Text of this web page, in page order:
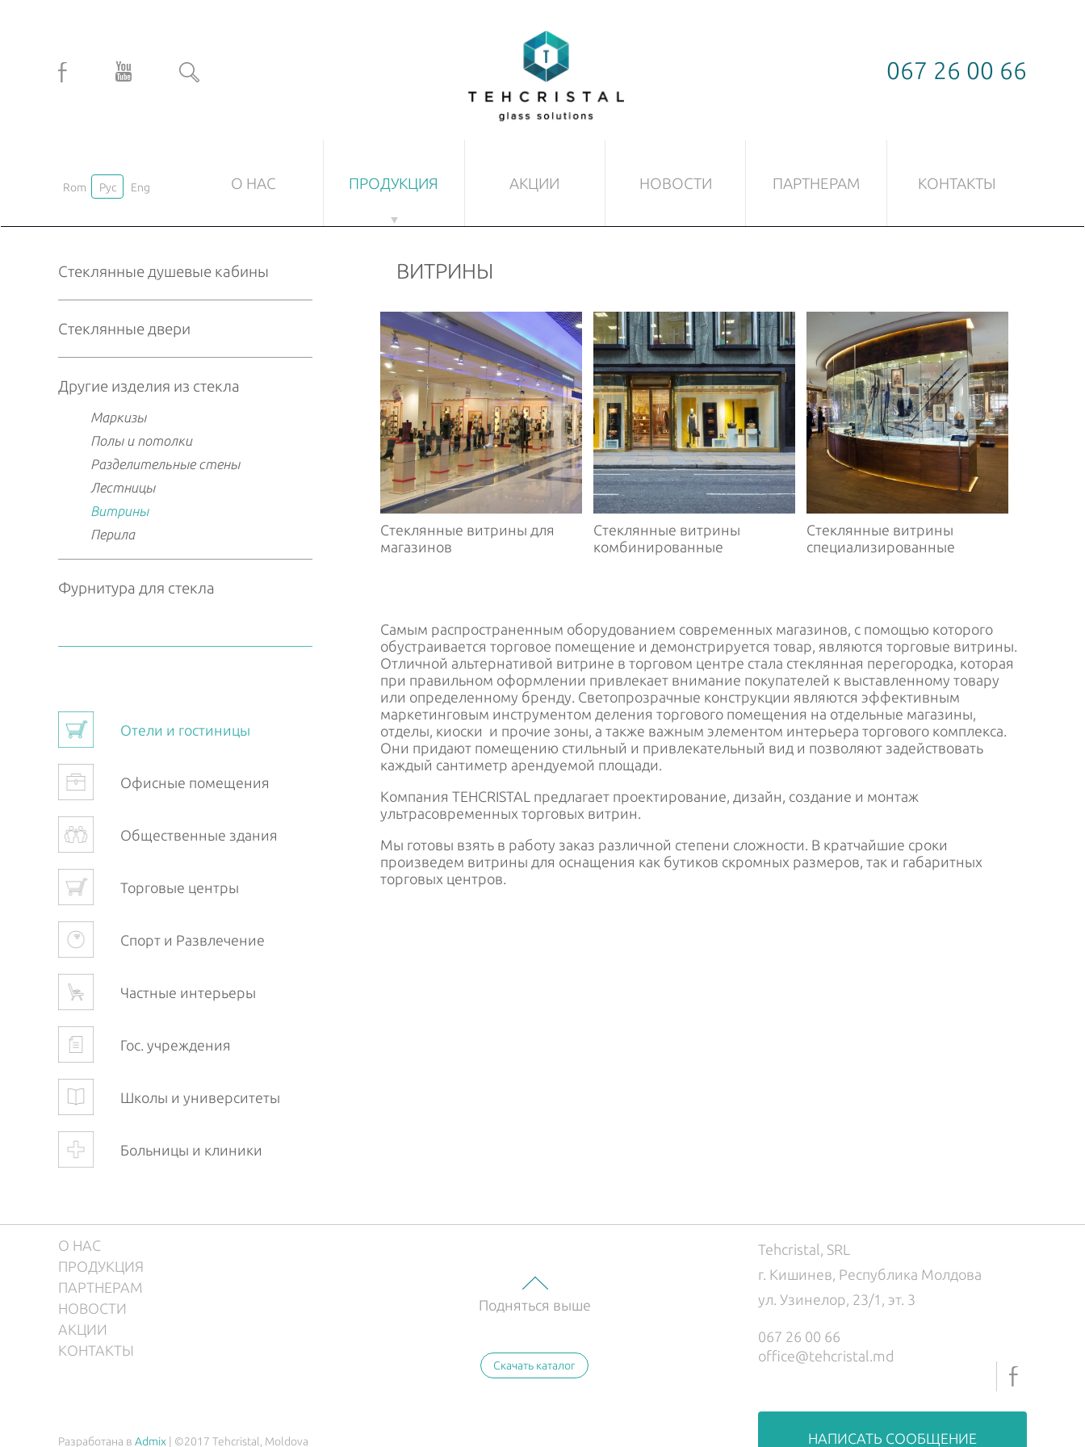
067 26 00 66
Rom Рус Eng О НАС ПРОДУКЦИЯ
Под заказ
Матовые
Прозрачные
Ламинированные
Разделительные стены
Лестницы
Витрины
Перила
Ручки
Петли
АКЦИИ НОВОСТИ ПАРТНЕРАМ КОНТАКТЫ
Стеклянные душевые кабины
Стеклянные двери
Другие изделия из стекла
Маркизы
Полы и потолки
Разделительные стены
Лестницы
Витрины
Перила
Фурнитура для стекла
Отели и гостиницы
Офисные помещения
Общественные здания
Торговые центры
Спорт и Развлечение
Частные интерьеры
Гос. учреждения
Школы и университеты
Больницы и клиники
ВИТРИНЫ
Стеклянные витрины для
магазинов
Стеклянные витрины
комбинированные
Стеклянные витрины
специализированные
Самым распространенным оборудованием современных магазинов, с помощью которого
обустраивается торговое помещение и демонстрируется товар, являются торговые витрины.
Отличной альтернативой витрине в торговом центре стала стеклянная перегородка, которая
при правильном оформлении привлекает внимание покупателей к выставленному товару
или определенному бренду. Светопрозрачные конструкции являются эффективным
маркетинговым инструментом деления торгового помещения на отдельные магазины,
отделы, киоски и прочие зоны, а также важным элементом интерьера торгового комплекса.
Они придают помещению стильный и привлекательный вид и позволяют задействовать
каждый сантиметр арендуемой площади.
Компания TEHCRISTAL предлагает проектирование, дизайн, создание и монтаж
ультрасовременных торговых витрин.
Мы готовы взять в работу заказ различной степени сложности. В кратчайшие сроки
произведем витрины для оснащения как бутиков скромных размеров, так и габаритных
торговых центров.
О НАС
ПРОДУКЦИЯ
ПАРТНЕРАМ
НОВОСТИ
АКЦИИ
КОНТАКТЫ
Разработана в Admix | ©2017 Tehcristal, Moldova
Скачать каталог
Подняться выше
Tehcristal, SRL
г. Кишинев, Республика Молдова
ул. Узинелор, 23/1, эт. 3
067 26 00 66
office@tehcristal.md
НАПИСАТЬ СООБЩЕНИЕ